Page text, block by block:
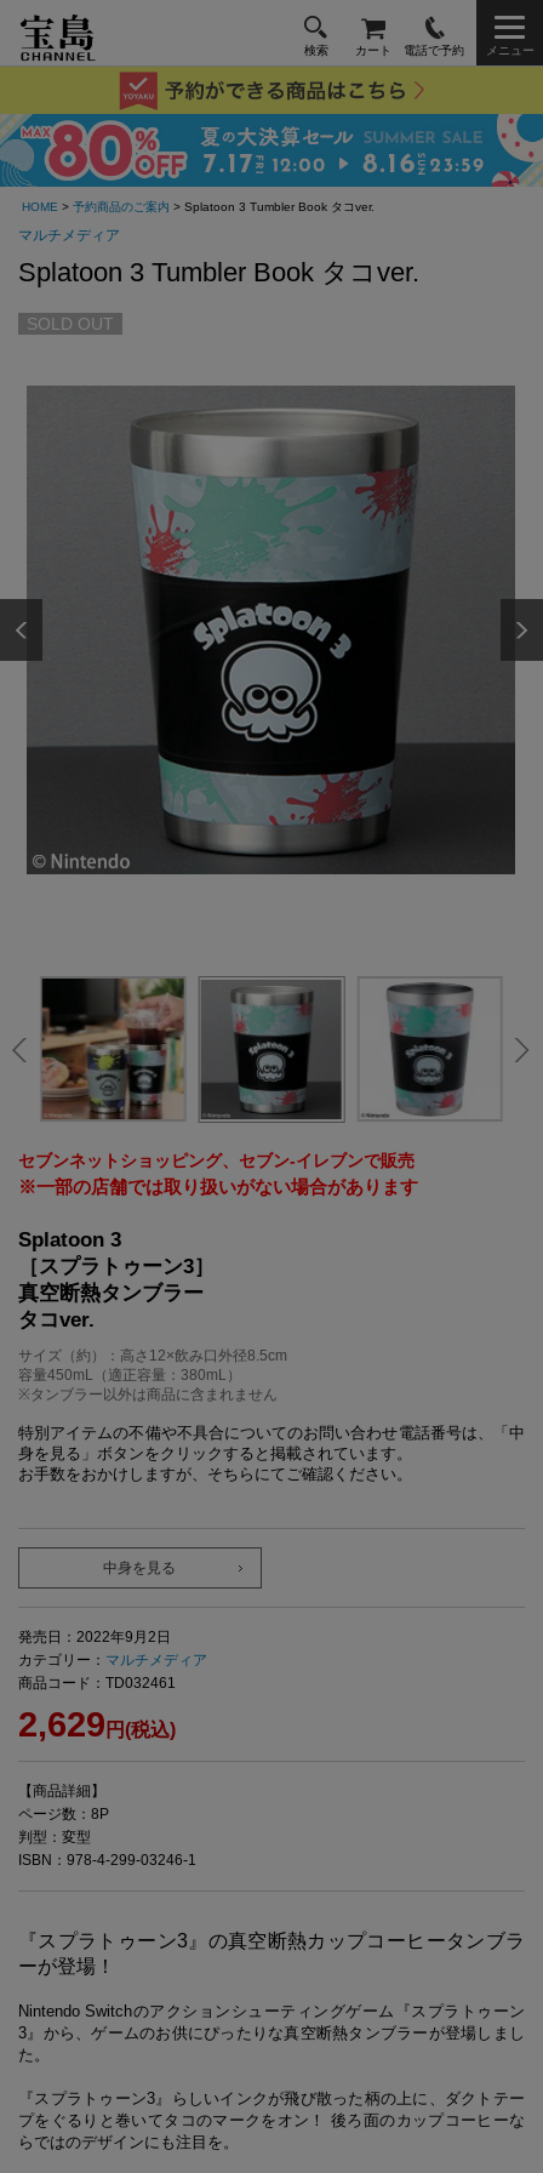
検索 カート 電話で予約 メニュー
HOME > 予約商品のご案内 > Splatoon 3 Tumbler Book タコver.
マルチメディア
Splatoon 3 Tumbler Book タコver.
SOLD OUT
セブンネットショッピング、セブン‐イレブンで販売
※一部の店舗では取り扱いがない場合があります
Splatoon 3
［スプラトゥーン3］
真空断熱タンブラー
タコver.
サイズ（約）：高さ12×飲み口外径8.5cm
容量450mL（適正容量：380mL）
※タンブラー以外は商品に含まれません
特別アイテムの不備や不具合についてのお問い合わせ電話番号は、「中
身を見る」ボタンをクリックすると掲載されています。
お手数をおかけしますが、そちらにてご確認ください。
中身を見る
発売日：2022年9月2日
カテゴリー： マルチメディア
商品コード：TD032461
2,629 円(税込)
【商品詳細】
ページ数：8P
判型：変型
ISBN：978-4-299-03246-1
『スプラトゥーン3』の真空断熱カップコーヒータンブラ
ーが登場！
Nintendo Switchのアクションシューティングゲーム『スプラトゥーン
3』から、ゲームのお供にぴったりな真空断熱タンブラーが登場しまし
た。
『スプラトゥーン3』らしいインクが飛び散った柄の上に、ダクトテー
プをぐるりと巻いてタコのマークをオン！ 後ろ面のカップコーヒーな
らではのデザインにも注目を。